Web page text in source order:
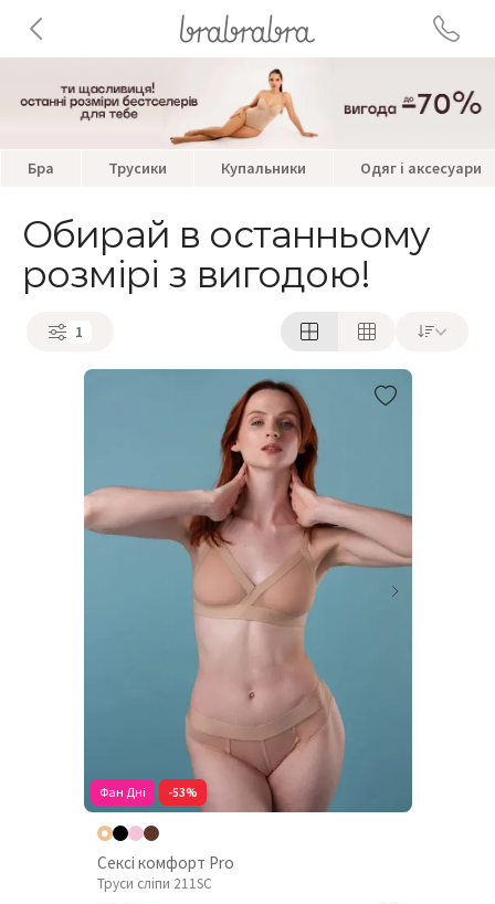
Бра Трусики Купальники Одяг і аксесуари
Обирай в останньому
розмірі з вигодою!
1
Фан Дні -53%
Сексі комфорт Pro
Труси сліпи 211SC